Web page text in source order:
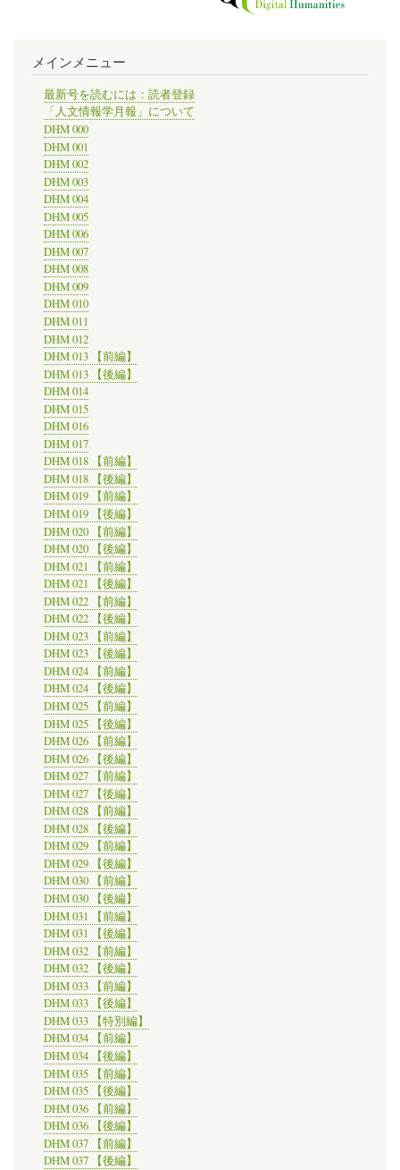
1932
年
に
Charles
O.
the
United
States”の
エ
デ
ィ
シ
ョ
ン
版
の
サ
イ
ト
を
公
開
し
た。
の
メインメニュー
最新号を読むには：読者登録
「人文情報学月報」について
DHM 000
DHM 001
DHM 002
DHM 003
DHM 004
DHM 005
DHM 006
DHM 007
DHM 008
DHM 009
DHM 010
DHM 011
DHM 012
DHM 013 【前編】
DHM 013 【後編】
DHM 014
DHM 015
DHM 016
DHM 017
DHM 018 【前編】
DHM 018 【後編】
DHM 019 【前編】
DHM 019 【後編】
DHM 020 【前編】
DHM 020 【後編】
DHM 021 【前編】
DHM 021 【後編】
DHM 022 【前編】
DHM 022 【後編】
DHM 023 【前編】
DHM 023 【後編】
DHM 024 【前編】
DHM 024 【後編】
DHM 025 【前編】
DHM 025 【後編】
DHM 026 【前編】
DHM 026 【後編】
DHM 027 【前編】
DHM 027 【後編】
DHM 028 【前編】
DHM 028 【後編】
DHM 029 【前編】
DHM 029 【後編】
DHM 030 【前編】
DHM 030 【後編】
DHM 031 【前編】
DHM 031 【後編】
DHM 032 【前編】
DHM 032 【後編】
DHM 033 【前編】
DHM 033 【後編】
DHM 033 【特別編】
DHM 034 【前編】
DHM 034 【後編】
DHM 035 【前編】
DHM 035 【後編】
DHM 036 【前編】
DHM 036 【後編】
DHM 037 【前編】
DHM 037 【後編】